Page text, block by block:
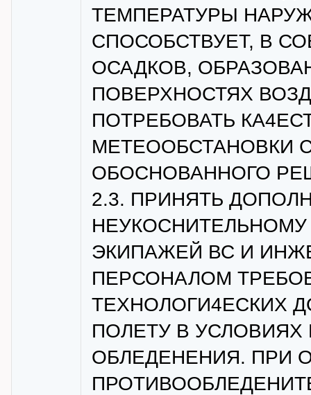
ТЕМПЕРАТУРЫ
СПОСОБСТВУЕТ, В
ОСАДКОВ,
ПОВЕРХНОСТЯХ
ПОТРЕБОВАТЬ
МЕТЕООБСТАНОВКИ
ОБОСНОВАННОГО
2.3. ПРИНЯТЬ
ЭКИПАЖЕЙ ВС И
ПЕРСОНАЛОМ
ТЕХНОЛОГИ4ЕСКИХ
ПОЛЕТУ В
ОБЛЕДЕНЕНИЯ. ПРИ